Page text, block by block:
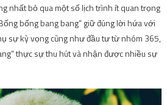
nhất bỏ qua một số lịch trình ít quan trọng
bống bang bang” giữ đúng lời hứa với
sự kỳ vọng cũng như đầu tư từ nhóm 365,
thực sự thu hút và nhận được nhiều sự